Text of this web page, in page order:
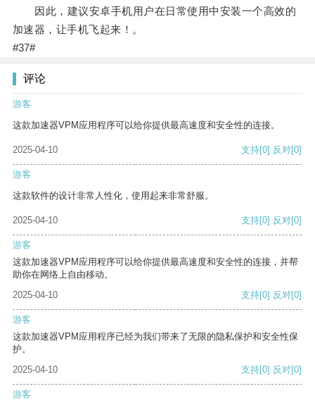
因此，建议安卓手机用户在日常使用中安装一个高效的
加速器，让手机飞起来！。
#37#
评论
游客
这款加速器VPM应用程序可以给你提供最高速度和安全性的连接。
2025-04-10 支持[0] 反对[0]
游客
这款软件的设计非常人性化，使用起来非常舒服。
2025-04-10 支持[0] 反对[0]
游客
这款加速器VPM应用程序可以给你提供最高速度和安全性的连接，并帮
助你在网络上自由移动。
2025-04-10
支持[0] 反对[0]
游客
这款加速器VPM应用程序已经为我们带来了无限的隐私保护和安全性保
护。
2025-04-10
支持[0] 反对[0]
游客